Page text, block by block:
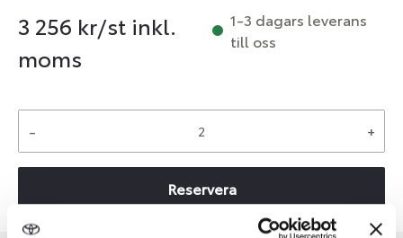
3 256 kr/st inkl.
moms
1-3 dagars leverans
till oss
- +
Reservera